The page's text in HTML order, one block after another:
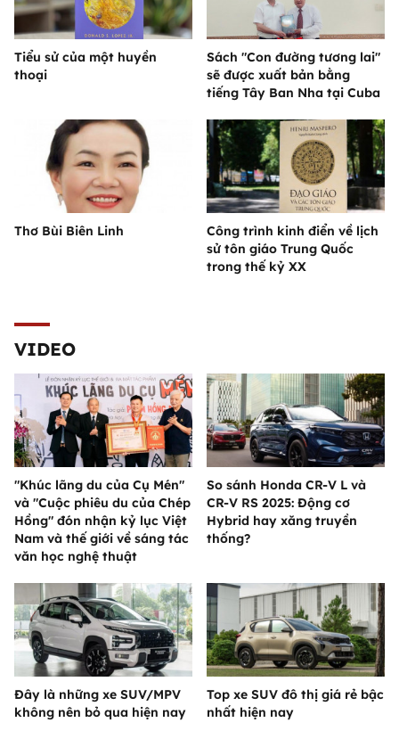
Tiểu sử của một huyền
thoại
Sách "Con đường tương lai"
sẽ được xuất bản bằng
tiếng Tây Ban Nha tại Cuba
Thơ Bùi Biên Linh
Công trình kinh điển về lịch
sử tôn giáo Trung Quốc
trong thế kỷ XX
VIDEO
"Khúc lãng du của Cụ Mén"
và "Cuộc phiêu du của Chép
Hồng" đón nhận kỷ lục Việt
Nam và thế giới về sáng tác
văn học nghệ thuật
So sánh Honda CR-V L và
CR-V RS 2025: Động cơ
Hybrid hay xăng truyền
thống?
Đây là những xe SUV/MPV
không nên bỏ qua hiện nay
Top xe SUV đô thị giá rẻ bậc
nhất hiện nay